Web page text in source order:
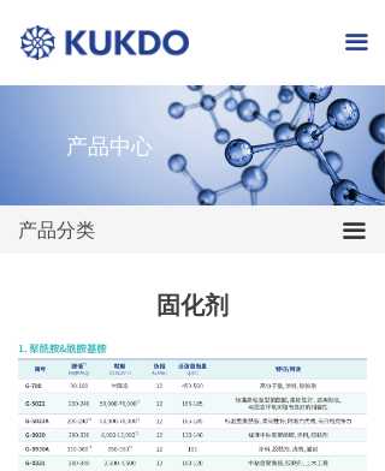
끀
首页
走进国都
资讯中心
人力资源
联系我们
固化剂
끀
产品中心
产品分类